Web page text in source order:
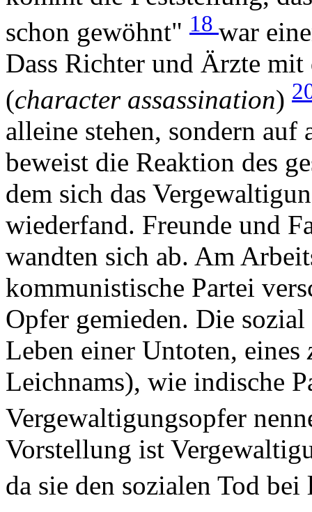
schon gewöhnt" 18 war
Dass Richter und Ärzte
(character assassination)
alleine stehen, sondern auf
beweist die Reaktion des
dem sich das
wiederfand. Freunde und
wandten sich ab. Am
kommunistische Partei
Opfer gemieden. Die
Leben einer Untoten, eines
Leichnams), wie indische
Vergewaltigungsopfer
Vorstellung ist
da sie den sozialen Tod